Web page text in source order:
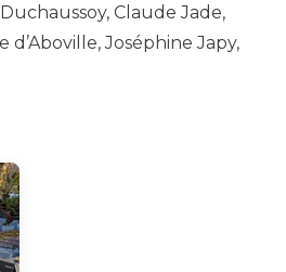
Claude Jade,
Joséphine Japy,